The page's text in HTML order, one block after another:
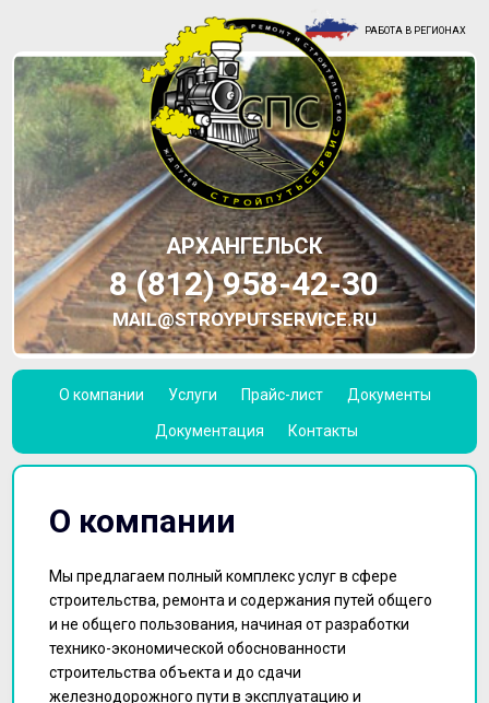
РАБОТА В РЕГИОНАХ
АРХАНГЕЛЬСК
8 (812) 958-42-30
MAIL@STROYPUTSERVICE.RU
О компании Услуги Прайс-лист Документы
Документация Контакты
О компании
Мы предлагаем полный комплекс услуг в сфере
строительства, ремонта и содержания путей общего
и не общего пользования, начиная от разработки
технико-экономической обоснованности
строительства объекта и до сдачи
железнодорожного пути в эксплуатацию и